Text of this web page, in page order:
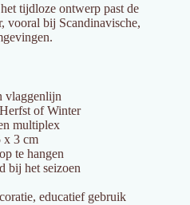
het tijdloze ontwerp past de
vooral bij Scandinavische,
.
vlaggenlijn
Herfst ofWinter
multiplex
x 3 cm
op te hangen
bij het seizoen
educatief gebruik